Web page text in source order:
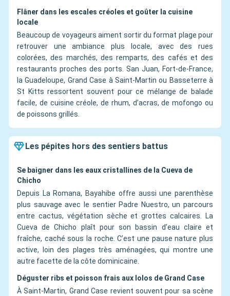
Flâner dans les escales créoles et goûter la cuisine
locale
Beaucoup de voyageurs aiment sortir du format plage pour
retrouver une ambiance plus locale, avec des rues
colorées, des marchés, des remparts, des cafés et des
restaurants proches des ports. San Juan, Fort-de-France,
la Guadeloupe, Grand Case à Saint-Martin ou Basseterre à
St Kitts ressortent souvent pour ce mélange de balade
facile, de cuisine créole, de rhum, d’acras, de mofongo ou
de poissons grillés.
Les pépites hors des sentiers battus
Se baigner dans les eaux cristallines de la Cueva de
Chicho
Depuis La Romana, Bayahibe offre aussi une parenthèse
plus sauvage avec le sentier Padre Nuestro, un parcours
entre cactus, végétation sèche et grottes calcaires. La
Cueva de Chicho plaît pour son bassin d’eau claire et
fraîche, caché sous la roche. C’est une pause nature plus
active, loin des plages très aménagées, qui montre une
autre facette de la côte dominicaine.
Déguster ribs et poisson frais aux lolos de Grand Case
À Saint-Martin, Grand Case revient souvent pour sa scène